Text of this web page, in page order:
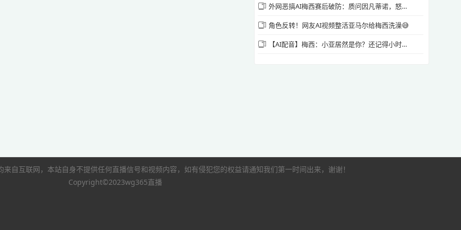
外网恶搞AI梅西赛后破防：质问因凡蒂诺，怒骂亚马尔
角色反转！网友AI视频整活亚马尔给梅西洗澡😅
【AI配音】梅西：小亚居然是你？还记得小时候我给你洗过澡吗
自互联网，本站自身不提供任何直播信号和视频内容，如有侵犯您的权益请通知我们第一时间出来，谢谢！
Copyright©2023wg365直播